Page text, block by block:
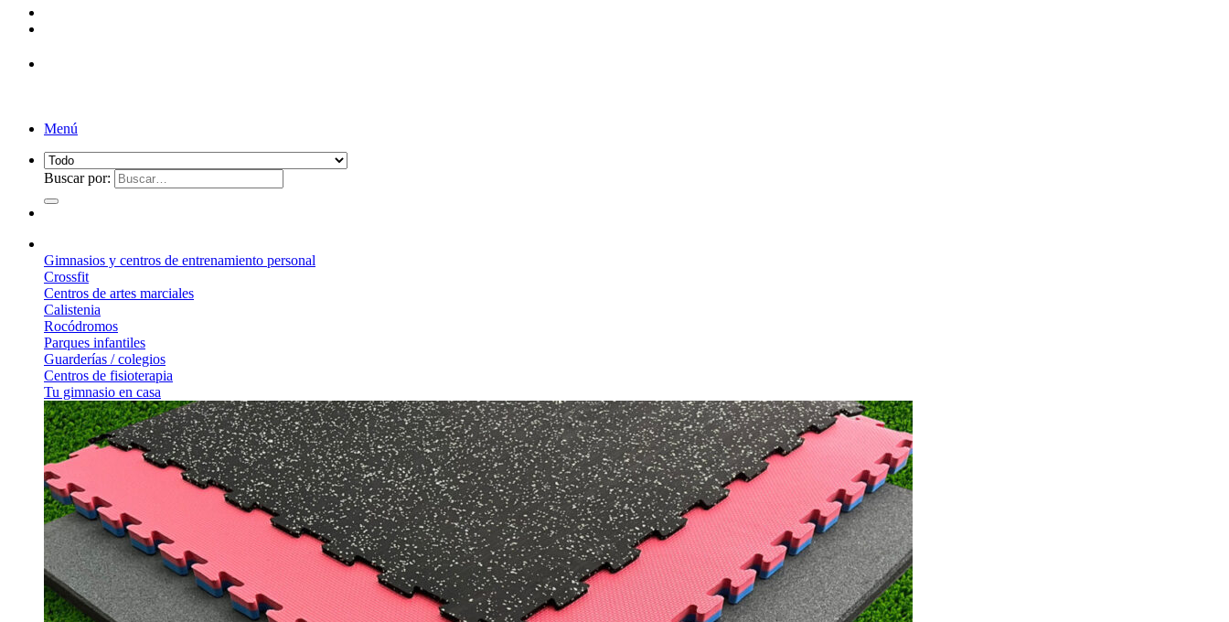
Menú
Buscar por:
Gimnasios y centros de entrenamiento personal
Crossfit
Centros de artes marciales
Calistenia
Rocódromos
Parques infantiles
Guarderías / colegios
Centros de fisioterapia
Tu gimnasio en casa